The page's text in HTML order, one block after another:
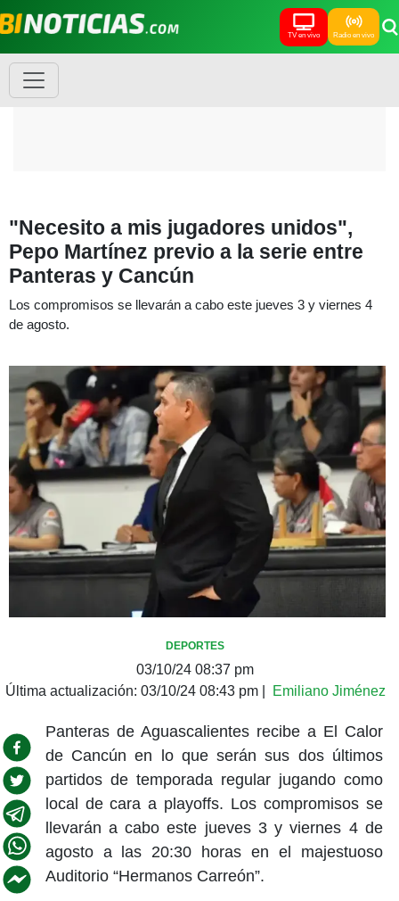
TV en vivo Radio en vivo
"Necesito a mis jugadores unidos",
Pepo Martínez previo a la serie entre
Panteras y Cancún
Los compromisos se llevarán a cabo este jueves 3 y viernes 4
de agosto.
DEPORTES
03/10/24 08:37 pm
Última actualización: 03/10/24 08:43 pm| Emiliano Jiménez
Panteras de Aguascalientes recibe a El Calor
de Cancún en lo que serán sus dos últimos
partidos de temporada regular jugando como
local de cara a playoffs. Los compromisos se
llevarán a cabo este jueves 3 y viernes 4 de
agosto a las 20:30 horas en el majestuoso
Auditorio “Hermanos Carreón”.